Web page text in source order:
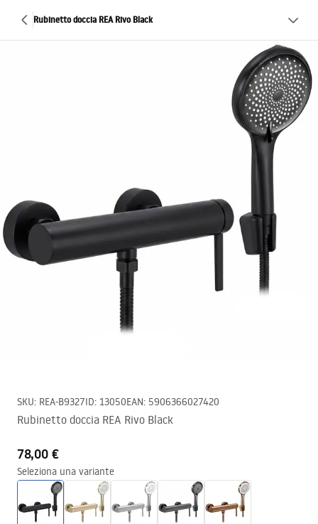
Rubinetto doccia REA Rivo Black
SKU: REA-B9327ID: 13050EAN: 5906366027420
Rubinetto doccia REA Rivo Black
78,00 €
Seleziona una variante